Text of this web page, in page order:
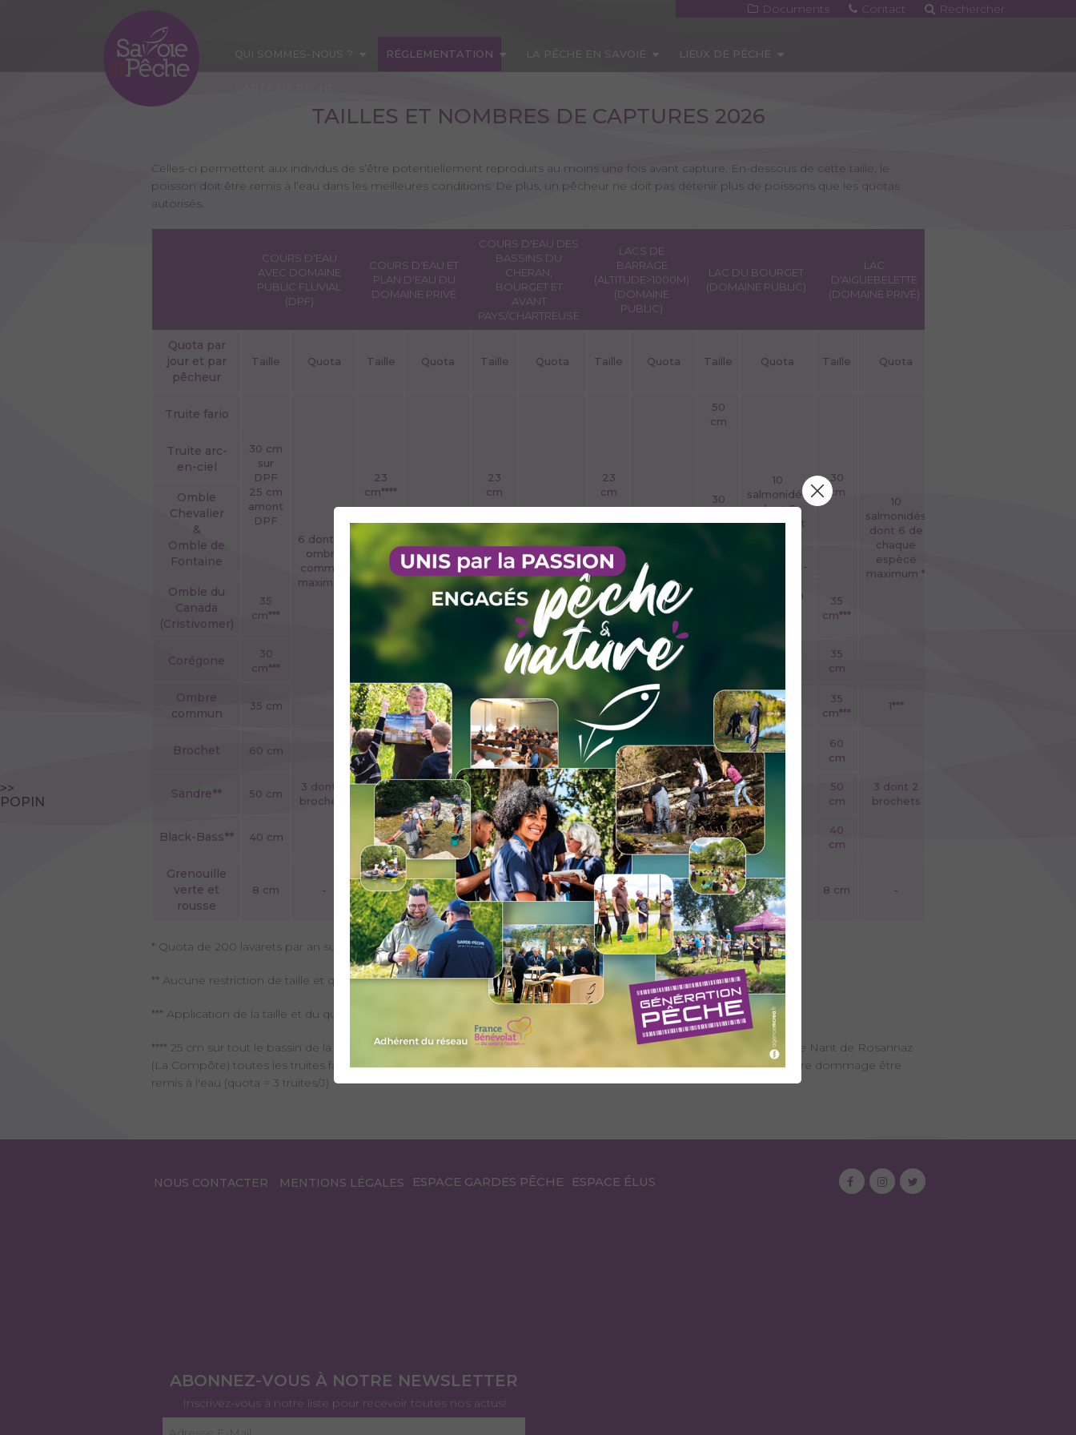
Documents Contact Rechercher
QUI SOMMES-NOUS ? RÉGLEMENTATION LA PÊCHE EN SAVOIE LIEUX DE PÊCHE
>>
POPIN
TAILLES ET NOMBRES DE CAPTURES 2026
Celles-ci permettent aux individus de s’être potentiellement reproduits au moins une fois avant capture. En-dessous de cette taille, le
poisson doit être remis à l’eau dans les meilleures conditions. De plus, un pêcheur ne doit pas détenir plus de poissons que les quotas
autorisés.
COURS D'EAU
AVEC DOMAINE
PUBLIC FLUVIAL
(DPF)
COURS D'EAU ET
PLAN D'EAU DU
DOMAINE PRIVÉ
COURS D'EAU DES
BASSINS DU
CHÉRAN,
BOURGET ET
AVANT
PAYS/CHARTREUSE
LACS DE
BARRAGE
(ALTITUDE>1000M)
(DOMAINE
PUBLIC)
LAC DU BOURGET
(DOMAINE PUBLIC)
LAC
D'AIGUEBELETTE
(DOMAINE PRIVÉ)
Quota par
jour et par
pêcheur
Taille Quota Taille Quota Taille Quota Taille Quota Taille Quota Taille Quota
Truite fario
30 cm
sur
DPF
25 cm
amont
DPF
6 dont un
ombre
commun
maximum
23
cm****
ombre
commun
23
cm
6 dont 3
fario et
un ombre
commun
maximum
23
cm
commun
maximum
50
cm
10
salmonidés
dont 6
ombles et
truites arc-
maximum
30
cm
10
salmonidés
dont 6 de
chaque
espèce
maximum *
Truite arc-
en-ciel
30
Omble
Chevalier
&
Omble de
Fontaine
Omble du
Canada
(Cristivomer)
35
cm***
35 cm
35
35
cm
35
cm***
Corégone
30
cm***
30
cm***
cm***
30
cm***
35
cm
Ombre
commun
35 cm 35 cm
35
cm***
35
cm***
35
cm***
1***
35
cm***
1***
Brochet 60 cm
3 dont 2
brochets
60
cm
3 dont 2
brochets
- -
60
cm
3 dont 2
brochets
60
cm
3 dont 2
brochets
Sandre** 50 cm
50
cm
- - -
50
cm
Black-Bass** 40 cm
40
cm
- -
40
cm
40
cm
Grenouille
verte et
rousse
8 cm - 8 cm - 8 cm - 8 cm - 8 cm -
* Quota de 200 lavarets par an sur le Lac d'Aiguebelette
** Aucune restriction de taille et quota dans les cours d'eau et plans d'eau de 1ère catégorie (hors Lac du Bourget)
*** Application de la taille et du quota malgré la présence improbable de cette espèce
**** 25 cm sur tout le bassin de la Chaise et fenêtre de capture 25-30cm sur le Chéran : En aval de la confluence avec le Nant de Rosannaz
(La Compôte) toutes les truites fario inférieures à 25 cm ou supérieures à 30 cm devront immédiatement et à moindre dommage être
remis à l'eau (quota = 3 truites/J)
NOUS CONTACTER MENTIONS LÉGALES ESPACE GARDES PÊCHE ESPACE ÉLUS
ABONNEZ-VOUS À NOTRE NEWSLETTER
Inscrivez-vous à notre liste pour recevoir toutes nos actus!